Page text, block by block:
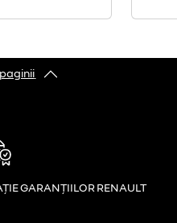
GARANȚIILOR RENAULT